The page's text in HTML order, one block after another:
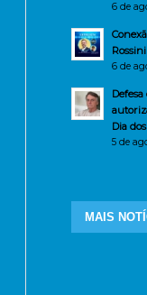
6 de
Rossini
6 de
Dia
5 de
MAIS